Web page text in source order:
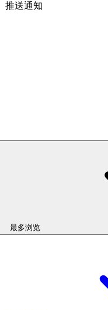
推送通知
最多浏览